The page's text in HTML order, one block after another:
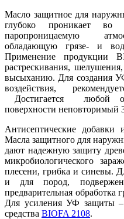
Масло защитное для
глубоко проникает во
паропроницаемую
обладающую грязе- и
Применение продукции
растрескивания,
высыханию. Для создания
воздействия,
Достигается любой
поверхности неповторимый
Антисептические
Масла защитного для
дают надежную защиту
микробиологического
плесени, грибка и синевы.
и для пород,
предварительная обработка
Для усиления УФ защиты –
средства BIOFA 2108.